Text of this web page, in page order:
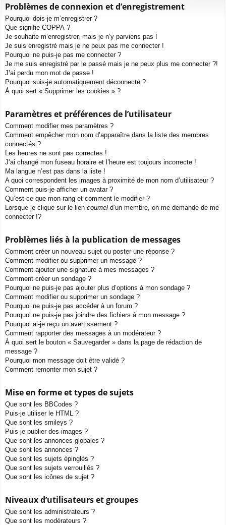
sProblèmes de connexion et d’enregistrement
Pourquoi dois-je m’enregistrer ?
Que signifie COPPA ?
Je souhaite m’enregistrer, mais je n’y parviens pas !
Je suis enregistré mais je ne peux pas me connecter !
Pourquoi ne puis-je pas me connecter ?
Je me suis enregistré par le passé mais je ne peux plus me connecter ?!
J’ai perdu mon mot de passe !
Pourquoi suis-je automatiquement déconnecté ?
À quoi sert « Supprimer les cookies » ?
Paramètres et préférences de l’utilisateur
Comment modifier mes paramètres ?
Comment empêcher mon nom d’apparaître dans la liste des membres
connectés ?
Les heures ne sont pas correctes !
J’ai changé mon fuseau horaire et l’heure est toujours incorrecte !
Ma langue n’est pas dans la liste !
A quoi correspondent les images à proximité de mon nom d’utilisateur ?
Comment puis-je afficher un avatar ?
Qu’est-ce que mon rang et comment le modifier ?
Lorsque je clique sur le lien courriel d’un membre, on me demande de me
connecter !?
Problèmes liés à la publication de messages
Comment créer un nouveau sujet ou poster une réponse ?
Comment modifier ou supprimer un message ?
Comment ajouter une signature à mes messages ?
Comment créer un sondage ?
Pourquoi ne puis-je pas ajouter plus d’options à mon sondage ?
Comment modifier ou supprimer un sondage ?
Pourquoi ne puis-je pas accéder à un forum ?
Pourquoi ne puis-je pas joindre des fichiers à mon message ?
Pourquoi ai-je reçu un avertissement ?
Comment rapporter des messages à un modérateur ?
À quoi sert le bouton « Sauvegarder » dans la page de rédaction de
message ?
Pourquoi mon message doit être validé ?
Comment remonter mon sujet ?
Mise en forme et types de sujets
Que sont les BBCodes ?
Puis-je utiliser le HTML ?
Que sont les smileys ?
Puis-je publier des images ?
Que sont les annonces globales ?
Que sont les annonces ?
Que sont les sujets épinglés ?
Que sont les sujets verrouillés ?
Que sont les icônes de sujet ?
Niveaux d’utilisateurs et groupes
Que sont les administrateurs ?
Que sont les modérateurs ?